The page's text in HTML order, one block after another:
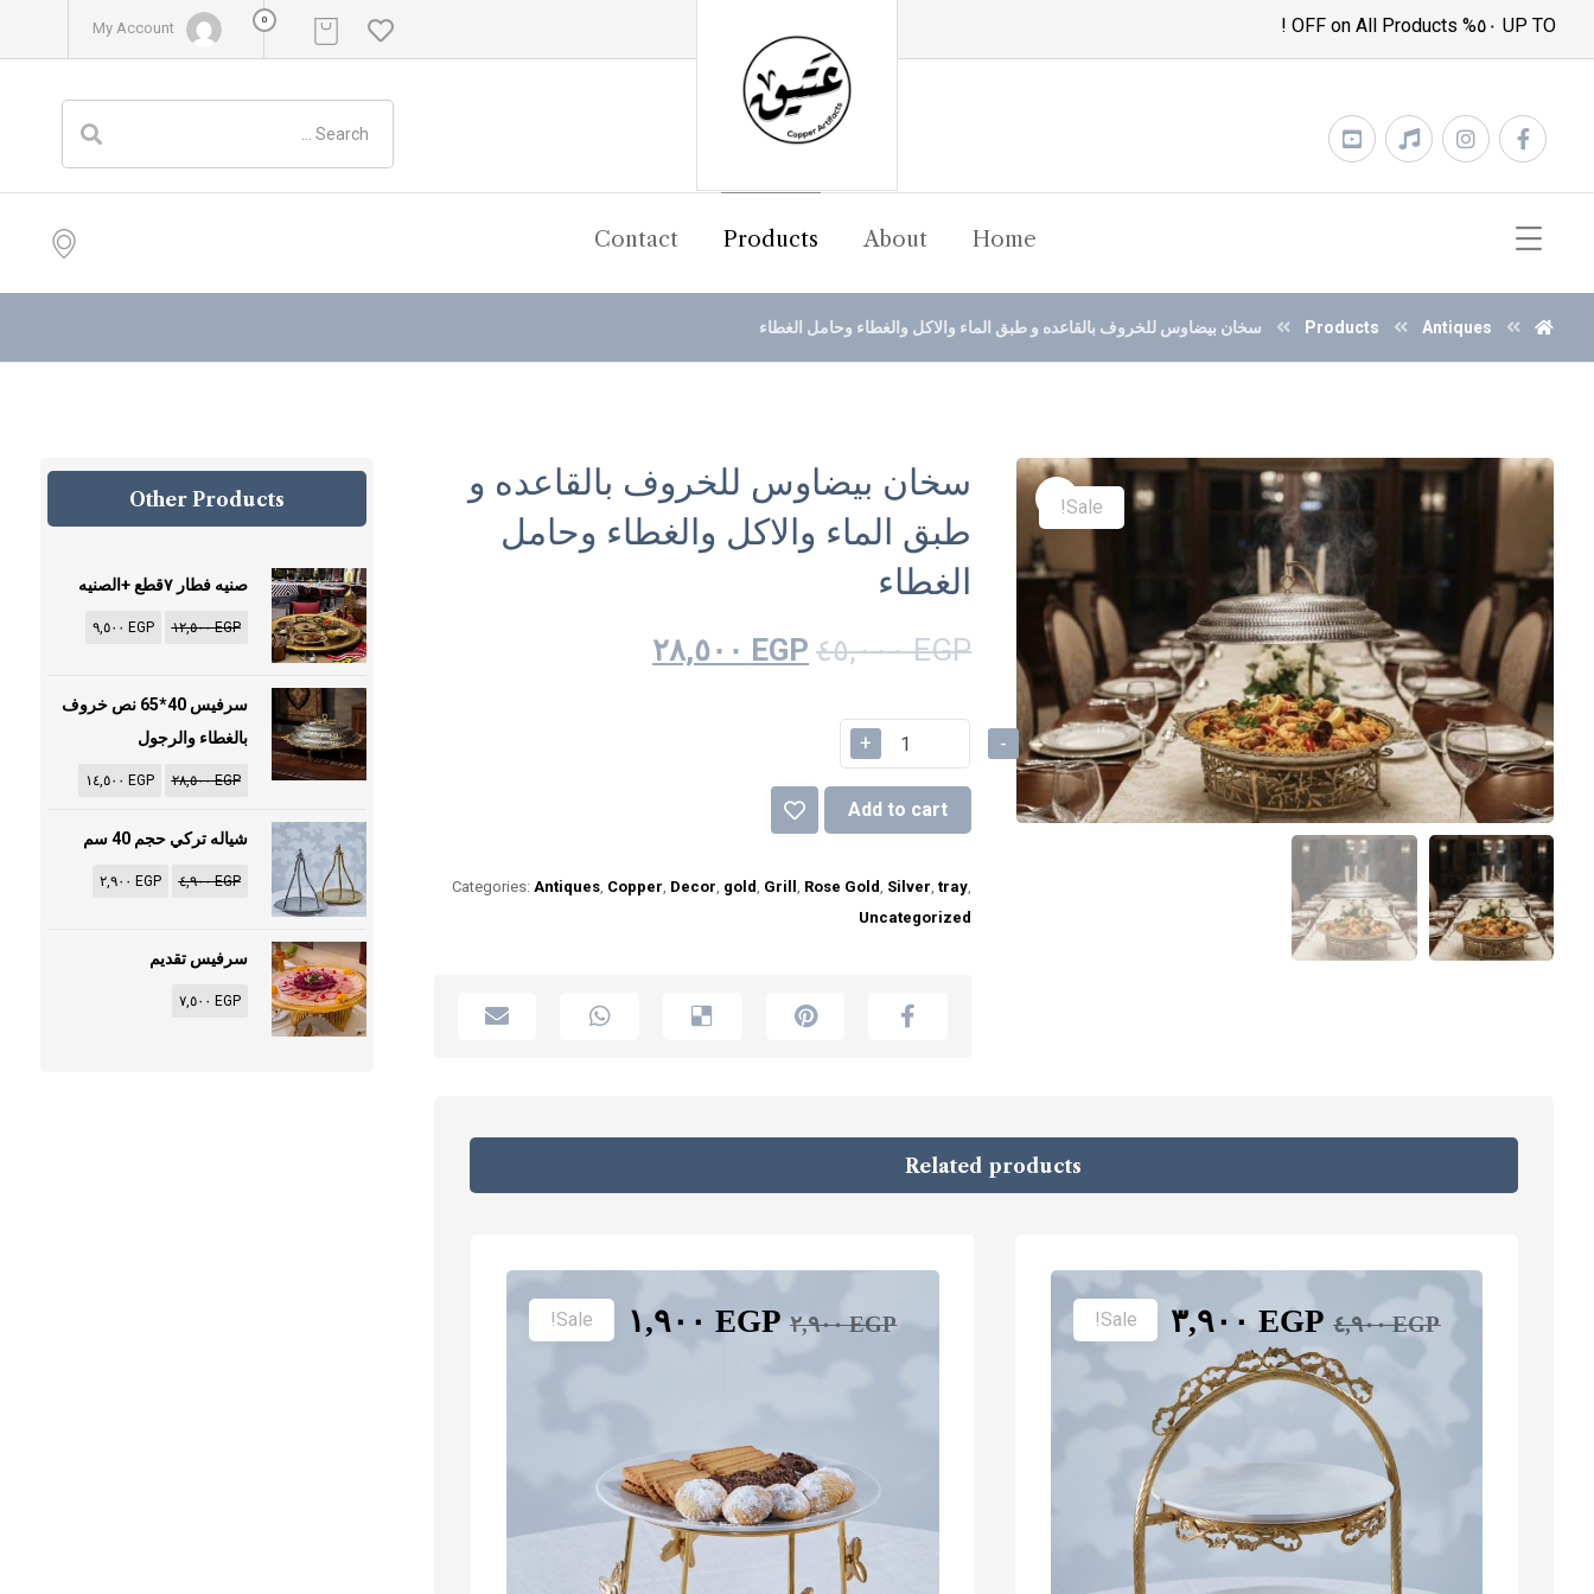
UP TO ٥٠% OFF on All Products ! My Account 0
Home
About
Products
Contact
Products Antiques سخان بيضاوس للخروف بالقاعده و طبق الماء والاكل والغطاء وحامل الغطاء
Sale!
سخان بيضاوس للخروف بالقاعده و
طبق الماء والاكل والغطاء وحامل
الغطاء
٤٥,٠٠٠EGP
EGP
-
+
Add to cart
Categories:Antiques, Copper, Decor, gold, Grill, Rose Gold, Silver,tray,
Uncategorized
Related products
٤,٩٠٠EGP ٣,٩٠٠EGP
Sale! ٢,٩٠٠EGP ١,٩٠٠EGP
Sale!
Other Products
صنيه فطار ٧قطع +الصنيه
١٢,٥٠٠EGP
EGP
سرفيس 40*65 نص خروف
بالغطاء والرجول
٢٨,٥٠٠EGP
EGP
شياله تركي حجم 40 سم
٤,٩٠٠EGP
EGP
سرفيس تقديم
EGP